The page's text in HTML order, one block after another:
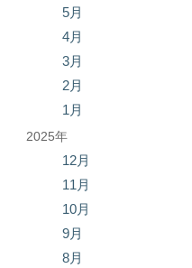
5月
4月
3月
2月
1月
2025年
12月
11月
10月
9月
8月